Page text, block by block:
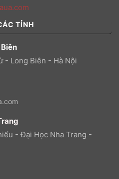
TỈNH
- Long Biên - Hà Nội
- Đại Học Nha Trang -